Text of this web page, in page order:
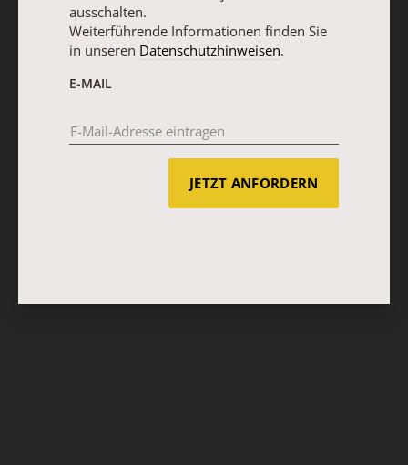
ausschalten.
Weiterführende Informationen finden Sie
in unseren Datenschutzhinweisen.
E-MAIL
JETZT ANFORDERN